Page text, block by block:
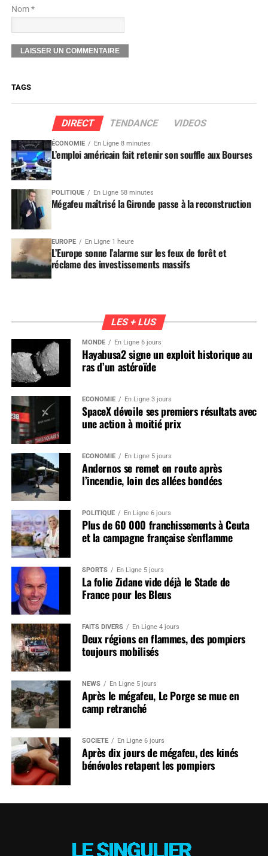
Nom *
TAGS
DIRECT TENDANCE VIDEOS
ÉCONOMIE En Ligne 8 minutes
L’emploi américain fait retenir son souffle aux Bourses
POLITIQUE En Ligne 58 minutes
Mégafeu maîtrisé la Gironde passe à la reconstruction
EUROPE En Ligne 1 heure
L’Europe sonne l’alarme sur les feux de forêt et
réclame des investissements massifs
LES + LUS
MONDE En Ligne 6 jours
Hayabusa2 signe un exploit historique au
ras d’un astéroïde
ÉCONOMIE En Ligne 3 jours
SpaceX dévoile ses premiers résultats avec
une action à moitié prix
ÉCONOMIE En Ligne 5 jours
Andernos se remet en route après
l’incendie, loin des allées bondées
POLITIQUE En Ligne 6 jours
Plus de 60 000 franchissements à Ceuta
et la campagne française s’enflamme
SPORTS En Ligne 5 jours
La folie Zidane vide déjà le Stade de
France pour les Bleus
FAITS DIVERS En Ligne 4 jours
Deux régions en flammes, des pompiers
toujours mobilisés
NEWS En Ligne 5 jours
Après le mégafeu, Le Porge se mue en
camp retranché
SOCIÉTÉ En Ligne 6 jours
Après dix jours de mégafeu, des kinés
bénévoles retapent les pompiers